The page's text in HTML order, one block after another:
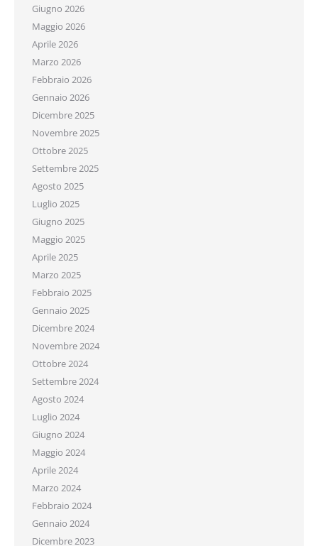
Giugno 2026
Maggio 2026
Aprile 2026
Marzo 2026
Febbraio 2026
Gennaio 2026
Dicembre 2025
Novembre 2025
Ottobre 2025
Settembre 2025
Agosto 2025
Luglio 2025
Giugno 2025
Maggio 2025
Aprile 2025
Marzo 2025
Febbraio 2025
Gennaio 2025
Dicembre 2024
Novembre 2024
Ottobre 2024
Settembre 2024
Agosto 2024
Luglio 2024
Giugno 2024
Maggio 2024
Aprile 2024
Marzo 2024
Febbraio 2024
Gennaio 2024
Dicembre 2023
Iscriviti alla Newsletter!
Mantieniti sempre aggiornato su tutte le
convenzioni e le agevolazioni che Confcommercio
prepara per te.
Inserisci il tuo indirizzo e-mail